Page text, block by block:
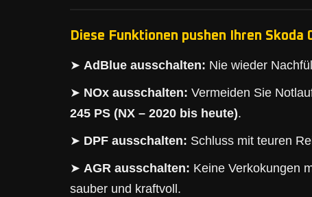
Diese Funktionen pushen Ihren
➤ AdBlue ausschalten: Nie wieder
➤ NOx ausschalten: Vermeiden Sie
245 PS (NX – 2020 bis heute).
➤ DPF ausschalten: Schluss mit teuren
➤ AGR ausschalten: Keine Verkokungen
sauber und kraftvoll.